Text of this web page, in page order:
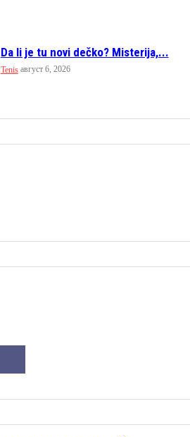
Da li je tu novi dečko? Misterija,...
Tenis август 6, 2026